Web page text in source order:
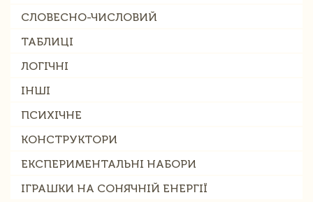
СЛОВЕСНО-ЧИСЛОВИЙ
ТАБЛИЦІ
ЛОГІЧНІ
ІНШІ
ПСИХІЧНЕ
КОНСТРУКТОРИ
ЕКСПЕРИМЕНТАЛЬНІ НАБОРИ
ІГРАШКИ НА СОНЯЧНІЙ ЕНЕРГІЇ